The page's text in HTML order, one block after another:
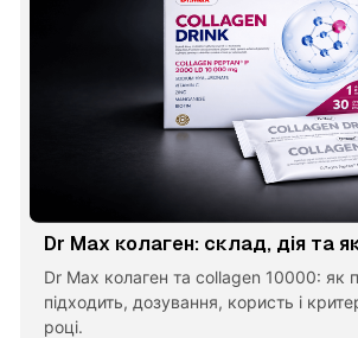
Dr Max колаген: склад, дія та
Dr Max колаген та collagen 10000: як
підходить, дозування, користь і
році.